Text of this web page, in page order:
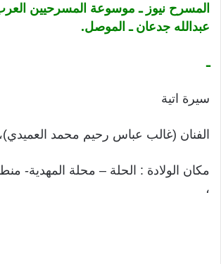
المسرح نيوز ـ موسوعة المسرحيين
عبدالله جدعان ـ الموصل.
ـ
سيرة اتية
الفنان (غالب عباس رحيم محمد العميدي)،
،